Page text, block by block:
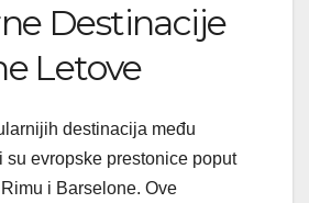
Destinacije
Letove
destinacija među
su evropske prestonice poput
i Barselone. Ove